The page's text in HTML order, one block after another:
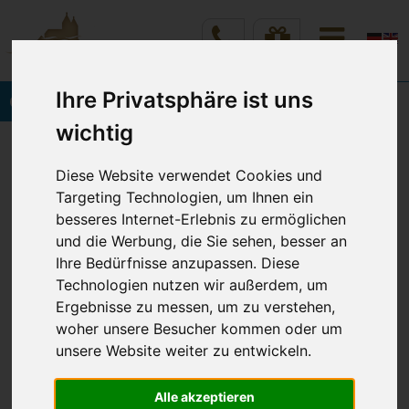
Ihre Privatsphäre ist uns
wichtig
Diese Website verwendet Cookies und
Targeting Technologien, um Ihnen ein
besseres Internet-Erlebnis zu ermöglichen
und die Werbung, die Sie sehen, besser an
Ihre Bedürfnisse anzupassen. Diese
Technologien nutzen wir außerdem, um
Ergebnisse zu messen, um zu verstehen,
woher unsere Besucher kommen oder um
unsere Website weiter zu entwickeln.
Alle akzeptieren
Onlinebuchung
Hotel Residenz Vineta
Anreise
So erreichen Sie uns
Strandhotel Residenz